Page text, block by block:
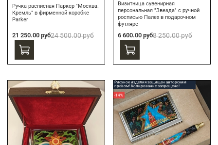
Ручка расписная Паркер "Москва.
Кремль" в фирменной коробке
Parker
21 250.00 руб24 500.00 руб
Визитница сувенирная
персональная "Звезда" с ручной
росписью Палех в подарочном
футляре
6 600.00 руб8 250.00 руб
Рисунок изделия защищен авторским
правом! Копирование запрещено!
-14%